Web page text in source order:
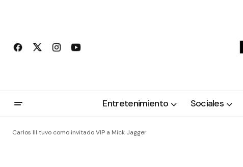
Entretenimiento Sociales
Carlos III tuvo como invitado VIP a Mick Jagger